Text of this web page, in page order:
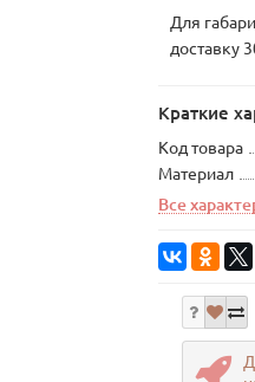
Для
доставку
Краткие
Код товара
Материал
Все